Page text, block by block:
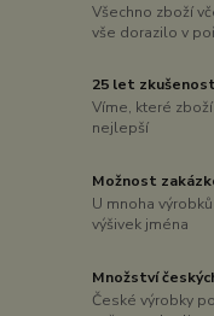
Všechno zboží
vše dorazilo v
25 let
Víme, které
nejlepší
Možnost
U mnoha
výšivek jména
Množství
České výrobky